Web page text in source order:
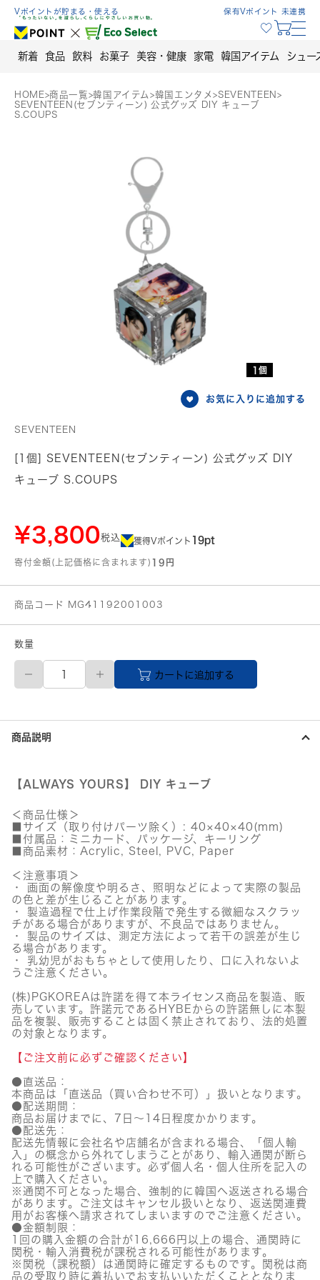
Skip
content
Vポイントが貯まる・使える 保有Vポイント 未連携
新着 食品 飲料 お菓子 美容・健康 家電 韓国アイテム シュー
HOME>商品一覧>韓国アイテム>韓国エンタメ>SEVENTEEN >
SEVENTEEN(セブンティーン) 公式グッズ DIY キューブ
S.COUPS
1個
お気に入りに追加する
SEVENTEEN
[1個] SEVENTEEN(セブンティーン) 公式グッズ DIY
キューブ S.COUPS
¥3,800税込 獲得Vポイント 19pt
寄付金額(上記価格に含まれます) 19円
商品コード MG41192001003
数量
SEVENTEEN(セ
ン
ィ
ー
ン)
グ
ズ
DIY
キ
ュ
ー
ブ
S.COUPS
個
カートに追加する
商品説明
【ALWAYS YOURS】 DIY キューブ
＜商品仕様＞
■サイズ（取り付けパーツ除く）: 40×40×40(mm)
■付属品：ミニカード、パッケージ、キーリング
■商品素材：Acrylic, Steel, PVC, Paper
＜注意事項＞
・ 画面の解像度や明るさ、照明などによって実際の製品
の色と差が生じることがあります。
・ 製造過程で仕上げ作業段階で発生する微細なスクラッ
チがある場合がありますが、不良品ではありません。
・ 製品のサイズは、測定方法によって若干の誤差が生じ
る場合があります。
・ 乳幼児がおもちゃとして使用したり、口に入れないよ
うご注意ください。
(株)PGKOREAは許諾を得て本ライセンス商品を製造、販
売しています。許諾元であるHYBEからの許諾無しに本製
品を複製、販売することは固く禁止されており、法的処置
の対象となります。
【ご注文前に必ずご確認ください】
●直送品：
本商品は「直送品（買い合わせ不可）」扱いとなります。
●配送期間：
商品お届けまでに、7日～14日程度かかります。
●配送先：
配送先情報に会社名や店舗名が含まれる場合、「個人輸
入」の概念から外れてしまうことがあり、輸入通関が断ら
れる可能性がございます。必ず個人名・個人住所を記入の
上で購入ください。
※通関不可となった場合、強制的に韓国へ返送される場合
があります。ご注文はキャンセル扱いとなり、返送関連費
用がお客様へ請求されてしまいますのでご注意ください。
●金額制限：
1回の購入金額の合計が16,666円以上の場合、通関時に
関税・輸入消費税が課税される可能性があります。
※関税（課税額）は通関時に確定するものです。関税は商
品の受取り時に着払いでお支払いいただくこととなりま